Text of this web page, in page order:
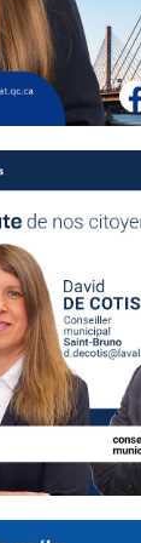
retenues
comprenant
la promotion
« Coup
jugée
retenir
ont
leur projet.
activités
officiel